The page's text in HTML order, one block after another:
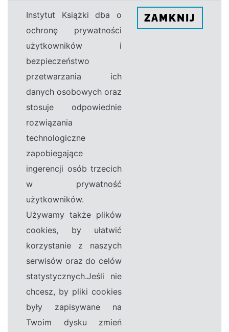
Instytut Książki dba o
ochronę prywatności
użytkowników i
bezpieczeństwo
przetwarzania ich
danych osobowych oraz
stosuje odpowiednie
rozwiązania
technologiczne
zapobiegające
ingerencji osób trzecich
w prywatność
użytkowników.
Używamy także plików
cookies, by ułatwić
korzystanie z naszych
serwisów oraz do celów
statystycznych.Jeśli nie
chcesz, by pliki cookies
były zapisywane na
Twoim dysku zmień
ZAMKNIJ